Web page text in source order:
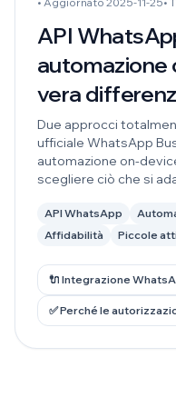
API
automazione
vera
Due approcci
ufficiale WhatsApp
automazione on-
scegliere ciò che si
API WhatsApp
Affidabilità
Piccole
🔌 Integrazione
✅ Perché le